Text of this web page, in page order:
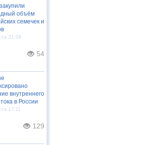
объём
семечек и
21:09
54
внутреннего
в России
17:11
129